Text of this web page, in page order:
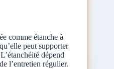
comme étanche à
peut supporter
dépend
l’entretien régulier.